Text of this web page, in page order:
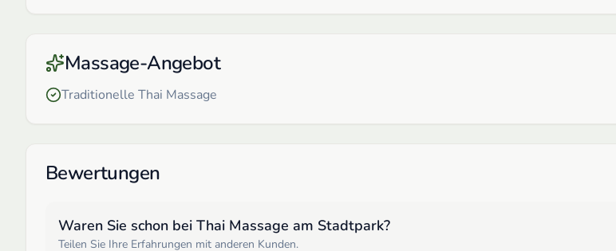
Massage-Angebot
Traditionelle Thai Massage
Bewertungen
Waren Sie schon bei Thai Massage am Stadtpark?
Teilen Sie Ihre Erfahrungen mit anderen Kunden.